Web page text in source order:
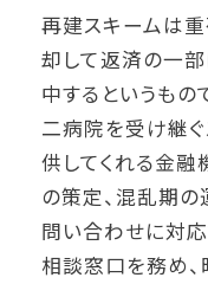
再建スキームは
却して返済の一
中するというもの
二病院を受け継
供してくれる金融
の策定、混乱期
問い合わせに対
相談窓口を務め